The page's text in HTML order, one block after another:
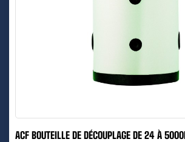
ACF BOUTEILLE DE DÉCOUPLAGE DE 24 À